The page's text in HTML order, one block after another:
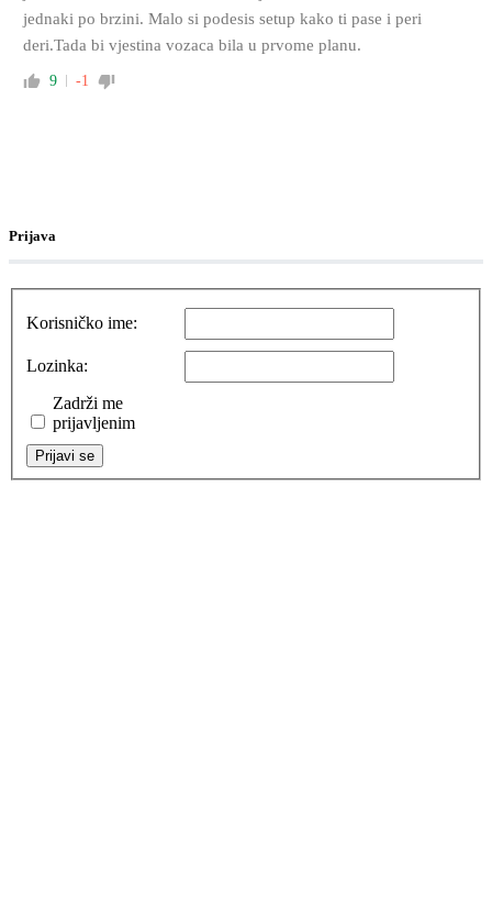
jednaki po brzini. Malo si podesis setup kako ti pase i peri
deri.Tada bi vjestina vozaca bila u prvome planu.
9 -1
Prijava
Korisničko ime:
Lozinka:
Zadrži me
prijavljenim
Prijavi se